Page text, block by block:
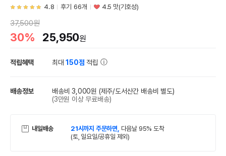
4.8 후기 66개 4.5 맛(기호성)
37,500원
30% 25,950원
적립혜택 최대150점 적립
배송정보 배송비 3,000원 (제주/도서산간 배송비 별도)
(3만원 이상 무료배송)
내일배송 21시까지 주문하면, 다음날 95% 도착
(토, 일요일/공휴일 제외)